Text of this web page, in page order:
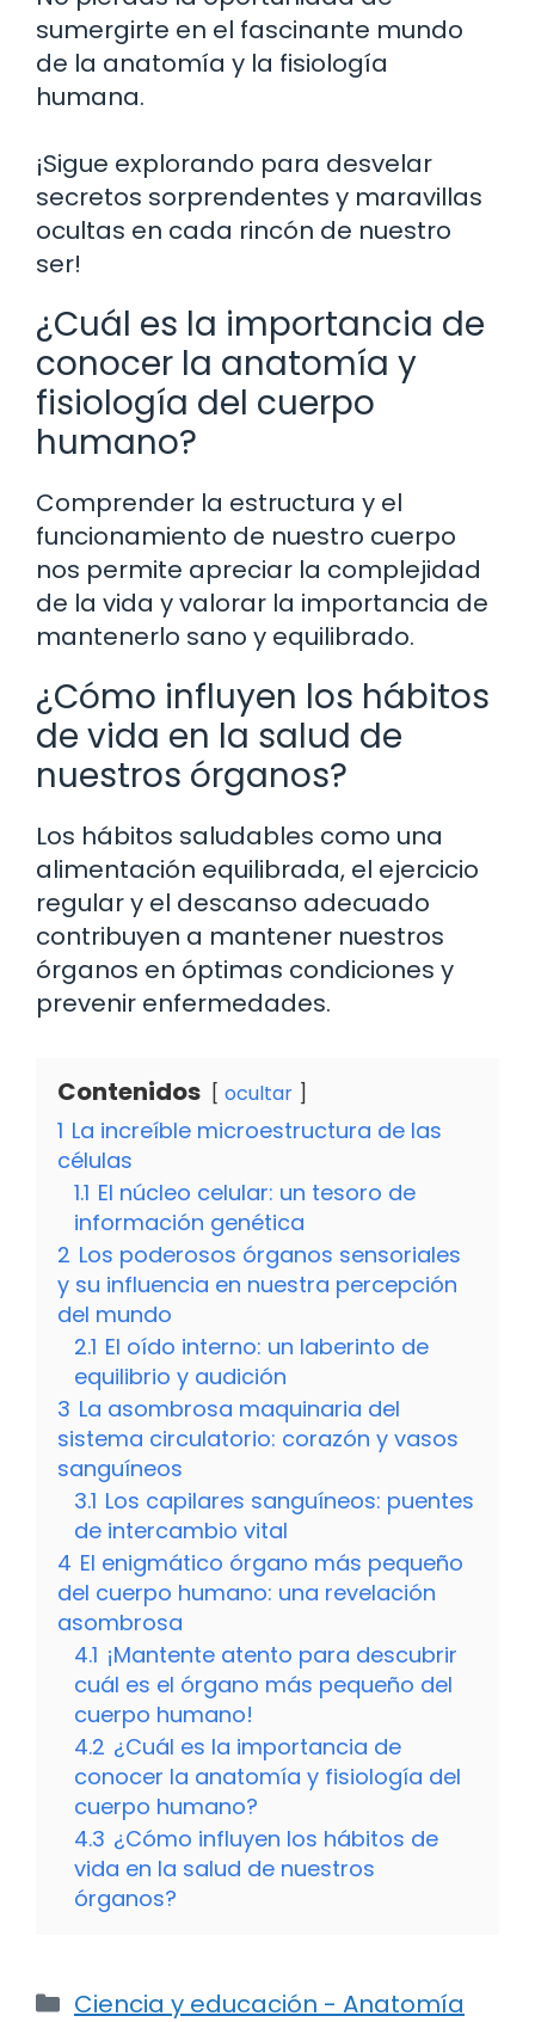
sumergirte en el fascinante mundo
de la anatomía y la fisiología
humana.
¡Sigue explorando para desvelar
secretos sorprendentes y maravillas
ocultas en cada rincón de nuestro
ser!
¿Cuál es la importancia de
conocer la anatomía y
fisiología del cuerpo
humano?
Comprender la estructura y el
funcionamiento de nuestro cuerpo
nos permite apreciar la complejidad
de la vida y valorar la importancia de
mantenerlo sano y equilibrado.
¿Cómo influyen los hábitos
de vida en la salud de
nuestros órganos?
Los hábitos saludables como una
alimentación equilibrada, el ejercicio
regular y el descanso adecuado
contribuyen a mantener nuestros
órganos en óptimas condiciones y
prevenir enfermedades.
Contenidos ocultar
1 La increíble microestructura de las
células
1.1 El núcleo celular: un tesoro de
información genética
2 Los poderosos órganos sensoriales
y su influencia en nuestra percepción
del mundo
2.1 El oído interno: un laberinto de
equilibrio y audición
3 La asombrosa maquinaria del
sistema circulatorio: corazón y vasos
sanguíneos
3.1 Los capilares sanguíneos: puentes
de intercambio vital
4 El enigmático órgano más pequeño
del cuerpo humano: una revelación
asombrosa
4.1 ¡Mantente atento para descubrir
cuál es el órgano más pequeño del
cuerpo humano!
4.2 ¿Cuál es la importancia de
conocer la anatomía y fisiología del
cuerpo humano?
4.3 ¿Cómo influyen los hábitos de
vida en la salud de nuestros
órganos?
Categorías
Ciencia y educación - Anatomía